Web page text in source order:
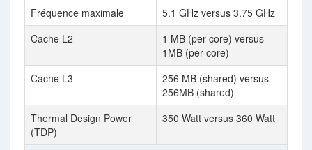
Fréquence maximale
5.1 GHz versus 3.75 GHz
Cache L2
1 MB (per core) versus
1MB (per core)
Cache L3
256 MB (shared) versus
256MB (shared)
Thermal Design Power
(TDP)
350 Watt versus 360 Watt